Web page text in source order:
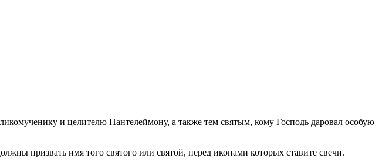
и целителю Пантелеймону, а также тем святым, кому Господь даровал особую
призвать имя того святого или святой, перед иконами которых ставите свечи.